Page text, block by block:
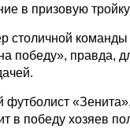
в призовую
столичной
победу», правда,
в победу хозяев